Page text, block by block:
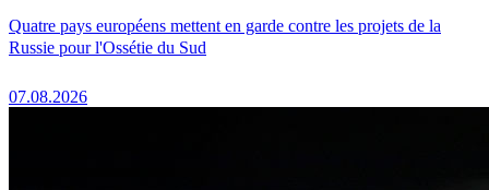
Quatre pays européens mettent en garde contre les projets de la
Russie pour l'Ossétie du Sud
07.08.2026